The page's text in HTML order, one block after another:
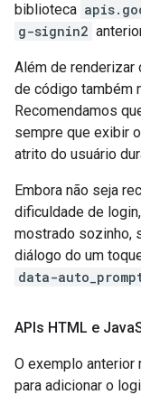
biblioteca
g-signin2
Além de renderizar
de código também
Recomendamos
sempre que exibir
atrito do usuário
Embora não seja
dificuldade de
mostrado sozinho,
diálogo do um
data-
APIs HTML e Java
O exemplo anterior
para adicionar o